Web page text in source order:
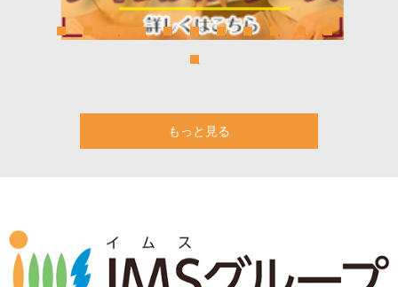
もっと見る